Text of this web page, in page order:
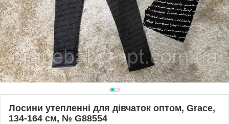
Лосини утепленні для дівчаток оптом, Grace,
134-164 см, № G88554